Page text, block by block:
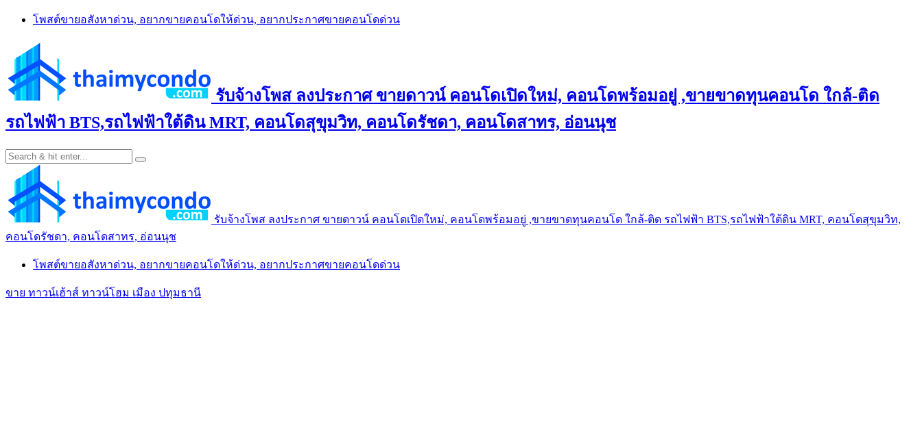
Skip
โพสต์ขายอสังหาด่วน, อยากขายคอนโดให้ด่วน, อยากประกาศขายคอนโดด่วน
รับจ้างโพส ลงประกาศ ขายดาวน์ คอนโดเปิดใหม่, คอนโดพร้อมอยู่ ,ขายขาดทุนคอนโด ใกล้-ติด
รถไฟฟ้า BTS,รถไฟฟ้าใต้ดิน MRT, คอนโดสุขุมวิท, คอนโดรัชดา, คอนโดสาทร, อ่อนนุช
รับจ้างโพส ลงประกาศ ขายดาวน์ คอนโดเปิดใหม่, คอนโดพร้อมอยู่ ,ขายขาดทุนคอนโด ใกล้-ติด รถไฟฟ้า BTS,รถไฟฟ้าใต้ดิน MRT, คอนโดสุขุมวิท,
คอนโดรัชดา, คอนโดสาทร, อ่อนนุช
โพสต์ขายอสังหาด่วน, อยากขายคอนโดให้ด่วน, อยากประกาศขายคอนโดด่วน
ขาย ทาวน์เฮ้าส์ ทาวน์โฮม เมือง ปทุมธานี